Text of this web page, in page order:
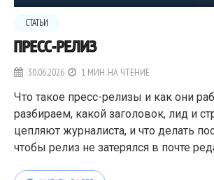
СТАТЬИ
ПРЕСС-РЕЛИЗ
30.06.2026 1 МИН. НА ЧТЕНИЕ
Что такое пресс-релизы и как они
разбираем, какой заголовок, лид и
цепляют журналиста, и что делать
чтобы релиз не затерялся в почте